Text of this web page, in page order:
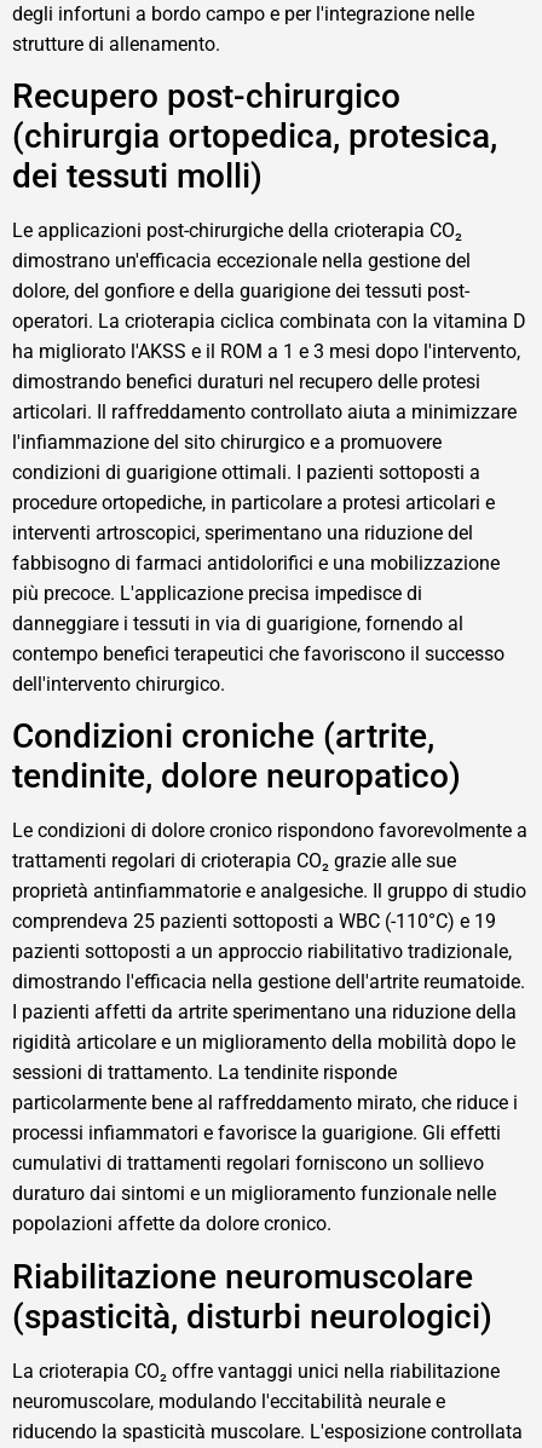
degli infortuni a bordo campo e per l'integrazione nelle
strutture di allenamento.
Recupero post-chirurgico
(chirurgia ortopedica, protesica,
dei tessuti molli)
Le applicazioni post-chirurgiche della crioterapia CO₂
dimostrano un'efficacia eccezionale nella gestione del
dolore, del gonfiore e della guarigione dei tessuti post-
operatori. La crioterapia ciclica combinata con la vitamina D
ha migliorato l'AKSS e il ROM a 1 e 3 mesi dopo l'intervento,
dimostrando benefici duraturi nel recupero delle protesi
articolari. Il raffreddamento controllato aiuta a minimizzare
l'infiammazione del sito chirurgico e a promuovere
condizioni di guarigione ottimali. I pazienti sottoposti a
procedure ortopediche, in particolare a protesi articolari e
interventi artroscopici, sperimentano una riduzione del
fabbisogno di farmaci antidolorifici e una mobilizzazione
più precoce. L'applicazione precisa impedisce di
danneggiare i tessuti in via di guarigione, fornendo al
contempo benefici terapeutici che favoriscono il successo
dell'intervento chirurgico.
Condizioni croniche (artrite,
tendinite, dolore neuropatico)
Le condizioni di dolore cronico rispondono favorevolmente a
trattamenti regolari di crioterapia CO₂ grazie alle sue
proprietà antinfiammatorie e analgesiche. Il gruppo di studio
comprendeva 25 pazienti sottoposti a WBC (-110°C) e 19
pazienti sottoposti a un approccio riabilitativo tradizionale,
dimostrando l'efficacia nella gestione dell'artrite reumatoide.
I pazienti affetti da artrite sperimentano una riduzione della
rigidità articolare e un miglioramento della mobilità dopo le
sessioni di trattamento. La tendinite risponde
particolarmente bene al raffreddamento mirato, che riduce i
processi infiammatori e favorisce la guarigione. Gli effetti
cumulativi di trattamenti regolari forniscono un sollievo
duraturo dai sintomi e un miglioramento funzionale nelle
popolazioni affette da dolore cronico.
Riabilitazione neuromuscolare
(spasticità, disturbi neurologici)
La crioterapia CO₂ offre vantaggi unici nella riabilitazione
neuromuscolare, modulando l'eccitabilità neurale e
riducendo la spasticità muscolare. L'esposizione controllata